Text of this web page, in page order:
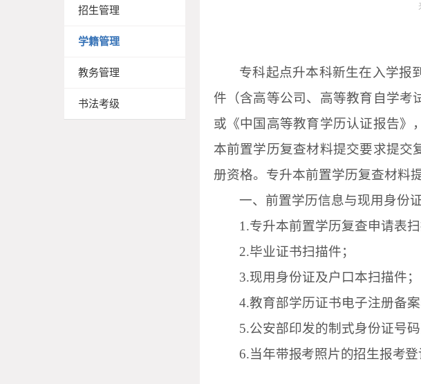
招生管理
学籍管理
教务管理
书法考级
专科起点升本科新生在入学报
件（含高等公司、高等教育自学考
或《中国高等教育学历认证报告》
本前置学历复查材料提交要求提交
册资格。专升本前置学历复查材料
一、前置学历信息与现用身份
1 .专升本前置学历复查申请表扫
2.毕业证书扫描件；
3.现用身份证及户口本扫描件；
4.教育部学历证书电子注册备
5.公安部印发的制式身份证号
6.当年带报考照片的招生报考